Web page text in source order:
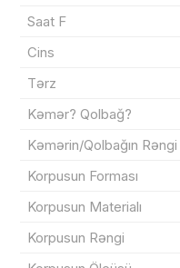
Saat F
Cins
Tərz
Kəmər? Qolbağ?
Kəmərin/Qolbağın Rəngi
Korpusun Forması
Korpusun Materialı
Korpusun Rəngi
Sifarişin detalları
Endirim
Çatdırılma